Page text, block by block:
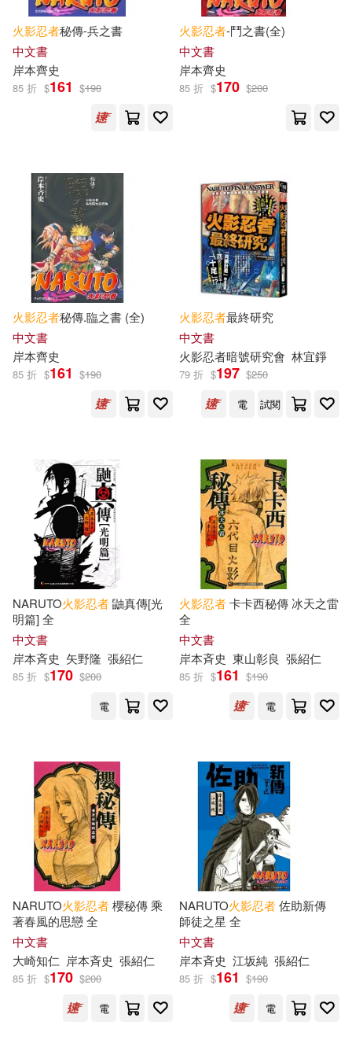
火影忍者秘傳-兵之書
中文書
岸本齊史
85 折 $161 $190
火影忍者-鬥之書(全)
中文書
岸本齊史
85 折 $170 $200
火影忍者秘傳.臨之書 (全)
中文書
岸本齊史
85 折 $161 $190
火影忍者最終研究
中文書
火影忍者暗號研究會 林宜錚
79 折 $197 $250
電
試閱
NARUTO火影忍者鼬真傳[光
明篇] 全
中文書
岸本斉史 矢野隆 張紹仁
85 折 $170 $200
電
火影忍者卡卡西秘傳 冰天之雷
全
中文書
岸本斉史 東山彰良 張紹仁
85 折 $161 $190
電
NARUTO火影忍者櫻秘傳 乘
著春風的思戀 全
中文書
大崎知仁 岸本斉史 張紹仁
85 折 $170 $200
電
NARUTO火影忍者佐助新傳
師徒之星 全
中文書
岸本斉史 江坂純 張紹仁
85 折 $161 $190
電